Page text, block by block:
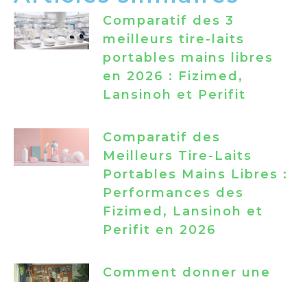
Comparatif des 3
meilleurs tire-laits
portables mains libres
en 2026 : Fizimed,
Lansinoh et Perifit
Comparatif des
Meilleurs Tire-Laits
Portables Mains Libres :
Performances des
Fizimed, Lansinoh et
Perifit en 2026
Comment donner une